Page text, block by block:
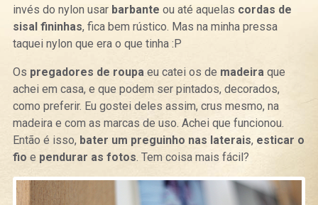
invés do nylon usar barbante ou até aquelas cordas de
sisal fininhas, fica bem rústico. Mas na minha pressa
taquei nylon que era o que tinha :P
Os pregadores de roupa eu catei os de madeira que
achei em casa, e que podem ser pintados, decorados,
como preferir. Eu gostei deles assim, crus mesmo, na
madeira e com as marcas de uso. Achei que funcionou.
Então é isso, bater um preguinho nas laterais, esticar o
fio e pendurar as fotos. Tem coisa mais fácil?